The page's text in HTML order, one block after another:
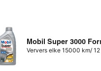
Mobil Super 3000
Ververs elke 15000 km/